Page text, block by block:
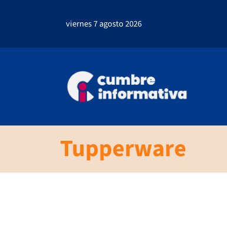
viernes 7 agosto 2026
Tupperware